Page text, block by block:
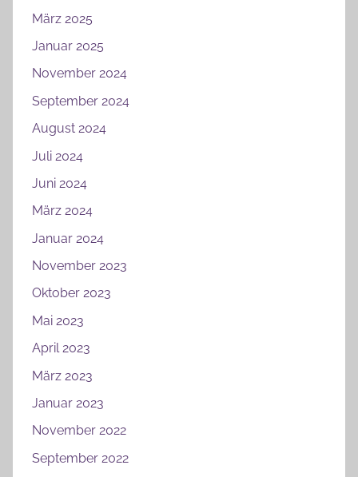
März 2025
Januar 2025
November 2024
September 2024
August 2024
Juli 2024
Juni 2024
März 2024
Januar 2024
November 2023
Oktober 2023
Mai 2023
April 2023
März 2023
Januar 2023
November 2022
September 2022